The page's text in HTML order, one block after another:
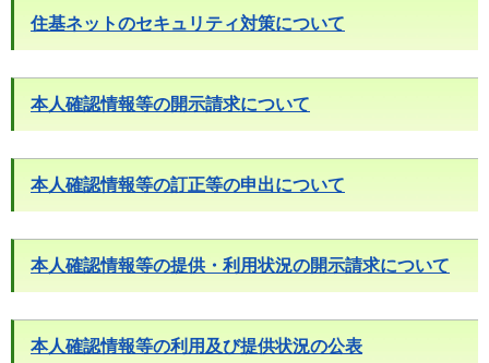
住基ネットのセキュリティ対策について
本人確認情報等の開示請求について
本人確認情報等の訂正等の申出について
本人確認情報等の提供・利用状況の開示請求について
本人確認情報等の利用及び提供状況の公表